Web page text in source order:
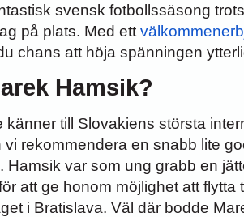
svensk fotbollssäsong
på plats. Med ett
chans att höja spänningen
Hamsik?
känner till Slovakiens största
vi rekommendera en snabb lite
Hamsik var som ung grabb en
att ge honom möjlighet att flytta
i Bratislava. Väl där bodde